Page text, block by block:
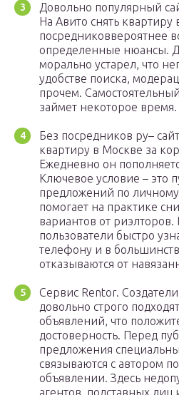
Довольно популярный
На Авито снять квартиру
посредниковвероятнее
определенные нюансы.
морально устарел, что
удобстве поиска,
прочем.
займет некоторое время.
Без посредников ру–
квартиру в Москве за
Ежедневно он
Ключевое условие – это
предложений по
помогает на практике
вариантов от
пользователи быстро
телефону и в
отказываются от
Сервис Rentor.
довольно строго
объявлений, что
достоверность. Перед
предложения
связываются с автором
объявлении. Здесь
агентов, подставных лиц